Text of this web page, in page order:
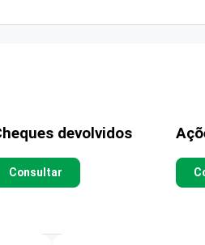
devolvidos
Consultar